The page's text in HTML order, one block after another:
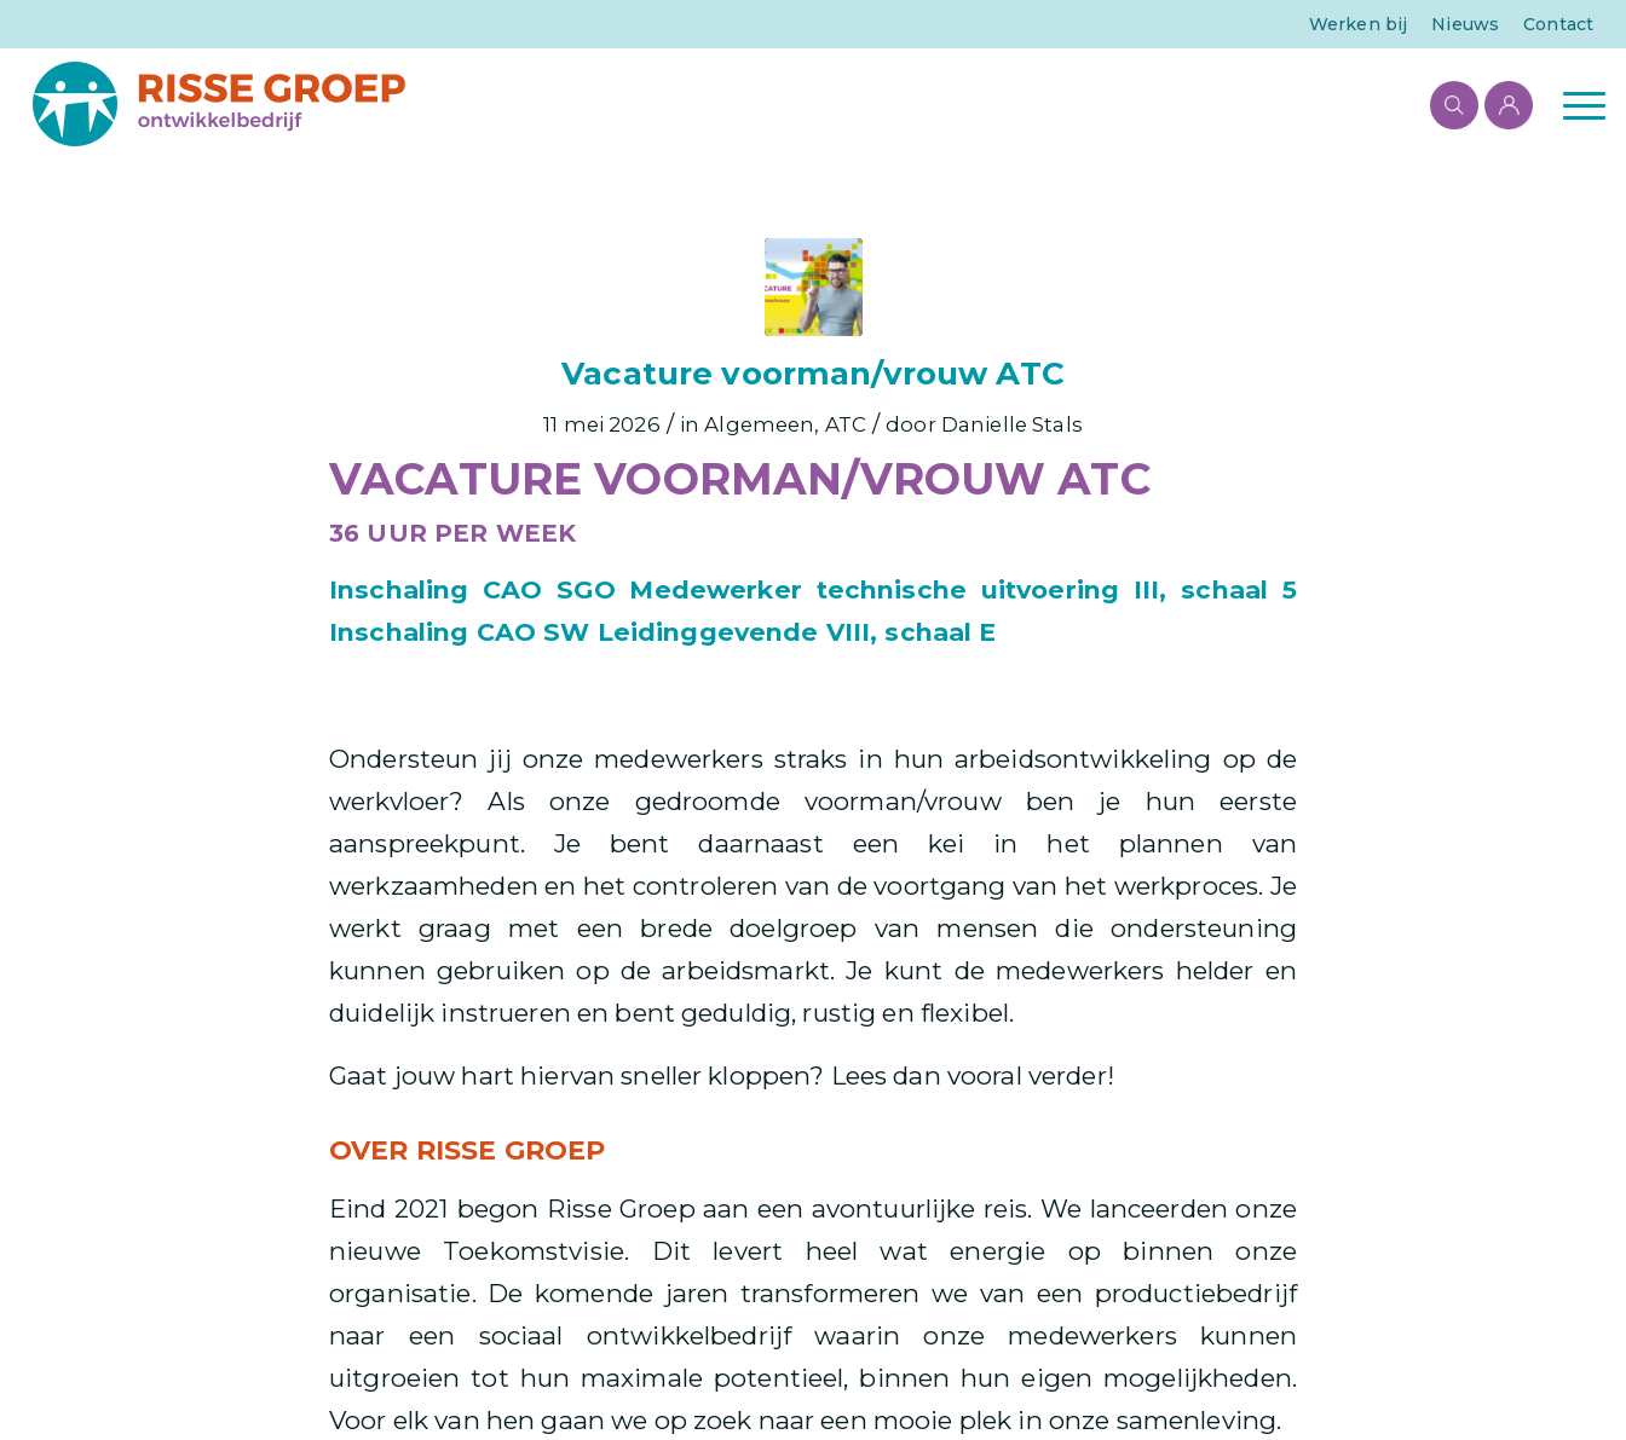
Werken bij Nieuws Contact
Vacature voorman/vrouw ATC
11 mei 2026 / inAlgemeen, ATC / door Danielle Stals
VACATURE VOORMAN/VROUW ATC
36 UUR PER WEEK
Inschaling CAO SGO Medewerker technische uitvoering III, schaal 5
Inschaling CAO SW Leidinggevende VIII, schaal E
Ondersteun jij onze medewerkers straks in hun arbeidsontwikkeling op de
werkvloer? Als onze gedroomde voorman/vrouw ben je hun eerste
aanspreekpunt. Je bent daarnaast een kei in het plannen van
werkzaamheden en het controleren van de voortgang van het werkproces. Je
werkt graag met een brede doelgroep van mensen die ondersteuning
kunnen gebruiken op de arbeidsmarkt. Je kunt de medewerkers helder en
duidelijk instrueren en bent geduldig, rustig en flexibel.
Gaat jouw hart hiervan sneller kloppen? Lees dan vooral verder!
OVER RISSE GROEP
Eind 2021 begon Risse Groep aan een avontuurlijke reis. We lanceerden onze
nieuwe Toekomstvisie. Dit levert heel wat energie op binnen onze
organisatie. De komende jaren transformeren we van een productiebedrijf
naar een sociaal ontwikkelbedrijf waarin onze medewerkers kunnen
uitgroeien tot hun maximale potentieel, binnen hun eigen mogelijkheden.
Voor elk van hen gaan we op zoek naar een mooie plek in onze samenleving.